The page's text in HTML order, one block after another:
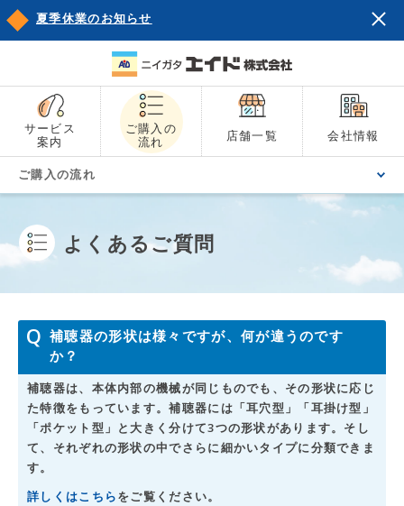
夏季休業のお知らせ
サービス
案内
ご購入の
流れ
店舗一覧 会社情報
ご購入の流れ
よくあるご質問
補聴器の形状は様々ですが、何が違うのです
か？
補聴器は、本体内部の機械が同じものでも、その形状に応じ
た特徴をもっています。補聴器には「耳穴型」「耳掛け型」
「ポケット型」と大きく分けて3つの形状があります。そし
て、それぞれの形状の中でさらに細かいタイプに分類できま
す。
詳しくはこちらをご覧ください。